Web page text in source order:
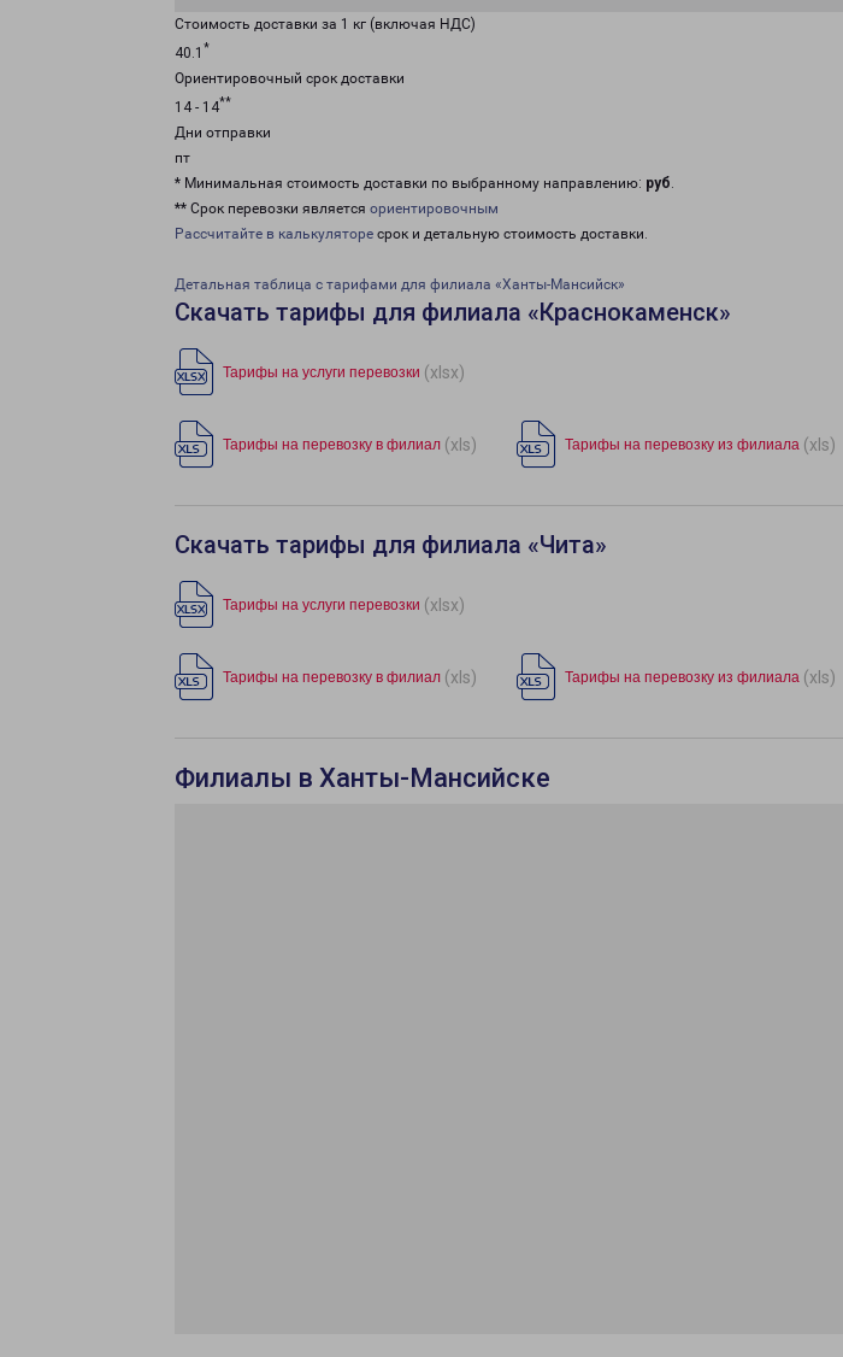
Стоимость доставки за 1 кг (включая НДС)
40.1 *
Ориентировочный срок доставки
14 - 14**
Дни отправки
пт
* Минимальная стоимость доставки по выбранному направлению: руб.
** Срок перевозки является ориентировочным
Рассчитайте в калькуляторе срок и детальную стоимость доставки.
Детальная таблица с тарифами для филиала «Ханты-Мансийск»
Скачать тарифы для филиала «Краснокаменск»
Тарифы на услуги перевозки (xlsx)
Тарифы на перевозку в филиал (xls) Тарифы на перевозку из филиала (xls)
Скачать тарифы для филиала «Чита»
Тарифы на услуги перевозки (xlsx)
Тарифы на перевозку в филиал (xls) Тарифы на перевозку из филиала (xls)
Филиалы в Ханты-Мансийске